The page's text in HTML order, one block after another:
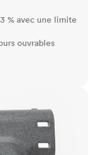
% avec une limite
ouvrables